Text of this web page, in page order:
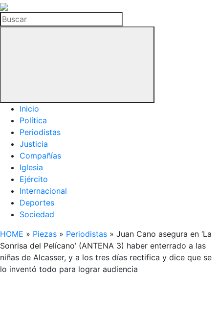
La
Hemeroteca
del
Buscar
Inicio
Política
Periodistas
Justicia
Compañías
Iglesia
Ejército
Internacional
Deportes
Sociedad
HOME » Piezas » Periodistas » Juan Cano asegura en ‘La
Sonrisa del Pelícano’ (ANTENA 3) haber enterrado a las
niñas de Alcasser, y a los tres días rectifica y dice que se
lo inventó todo para lograr audiencia